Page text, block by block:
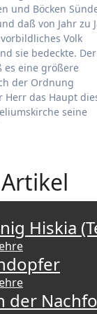
und Böcken
daß von Jahr zu
Volk
sie bedeckte. Der
es eine größere
der Ordnung
Herr das Haupt
seine
Hiskia
der